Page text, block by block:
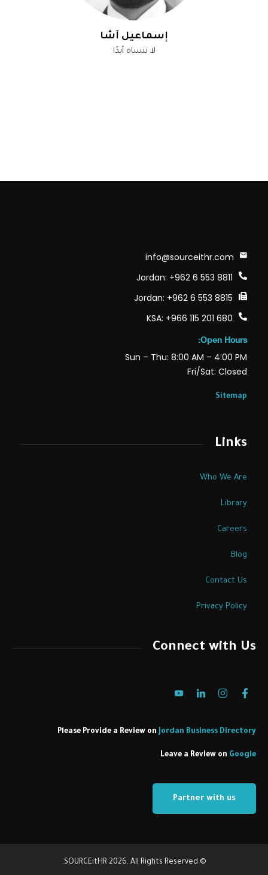
إسماعيل آشا
لا ننساه أبدًا
info@sourceithr.com
Jordan: +962 6 553 8811
Jordan: +962 6 553 8815
KSA: +966 115 201 680
Open Hours:
Sun – Thu: 8:00 AM – 4:00 PM
Fri/Sat: Closed
Sitemap
Links
Who We Are
Library
Careers
Blog
Contact Us
Privacy Policy
Connect with Us
Please Provide a Review onJordan Business Directory
Leave a Review on Google
Partner with us
© SOURCEitHR 2026. All Rights Reserved.